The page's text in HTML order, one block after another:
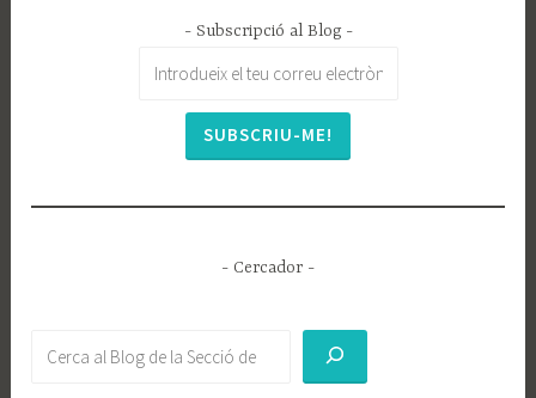
- Subscripció al Blog -
- Cercador -